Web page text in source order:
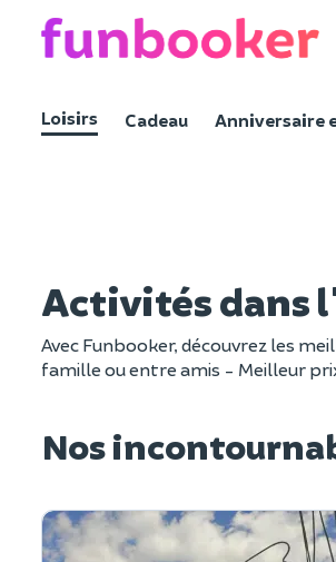
Loisirs Cadeau Anniversaire
Activités dans
Avec Funbooker, découvrez les
famille ou entre amis - Meilleur
Nos